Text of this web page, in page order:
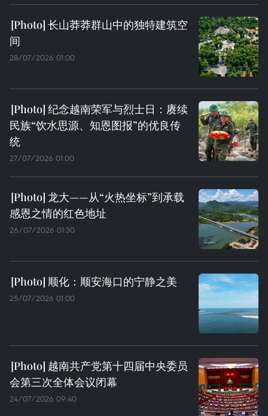
长山莽莽群山中的独特建筑空
间
28/07/2026 01:00
纪念越南荣军与烈士日：赓续
民族“饮水思源、知恩图报”的优良传
统
27/07/2026 01:00
龙大——从“火热坐标”到承载
感恩之情的红色地址
26/07/2026 01:30
顺化：顺安海口的宁静之美
25/07/2026 01:00
越南共产党第十四届中央委员
会第三次全体会议闭幕
24/07/2026 09:40